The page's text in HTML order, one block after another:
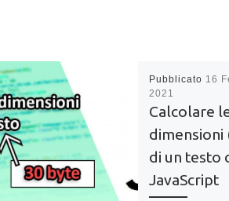
Pubblicato 16
2021
Calcolare
dimensioni
di un testo
JavaScript